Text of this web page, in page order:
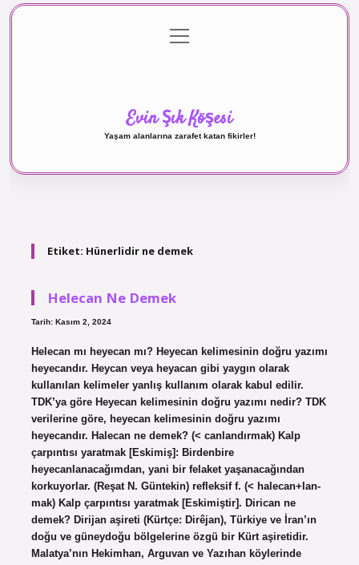
Gizlilik Politikası
menüyü
aç
Evin Şık Köşesi
Yaşam alanlarına zarafet katan fikirler!
Etiket: Hünerlidir ne demek
Helecan Ne Demek
Tarih: Kasım 2, 2024
Helecan mı heyecan mı? Heyecan kelimesinin doğru yazımı
heyecandır. Heycan veya heyacan gibi yaygın olarak
kullanılan kelimeler yanlış kullanım olarak kabul edilir.
TDK’ya göre Heyecan kelimesinin doğru yazımı nedir? TDK
verilerine göre, heyecan kelimesinin doğru yazımı
heyecandır. Halecan ne demek? (< canlandırmak) Kalp
çarpıntısı yaratmak [Eskimiş]: Birdenbire
heyecanlanacağımdan, yani bir felaket yaşanacağından
korkuyorlar. (Reşat N. Güntekin) refleksif f. (< halecan+lan-
mak) Kalp çarpıntısı yaratmak [Eskimiştir]. Dirican ne
demek? Dirijan aşireti (Kürtçe: Dirêjan), Türkiye ve İran’ın
doğu ve güneydoğu bölgelerine özgü bir Kürt aşiretidir.
Malatya’nın Hekimhan, Arguvan ve Yazıhan köylerinde